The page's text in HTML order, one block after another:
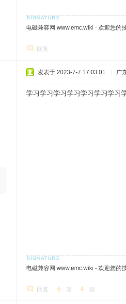
电磁兼容网 www.emc.wiki - 欢迎您的
回复
发表于 2023-7-7 17:03:01 广
学习学习学习学习学习学习学习
电磁兼容网 www.emc.wiki - 欢迎您的
回复 顶 踩